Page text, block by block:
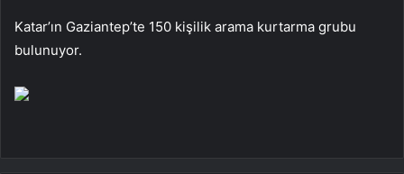
Katar’ın Gaziantep’te 150 kişilik arama kurtarma grubu
bulunuyor.